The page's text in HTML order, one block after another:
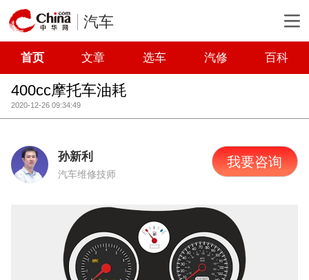
汽车
首页 文章 选车 汽修 百科
400cc摩托车油耗
2020-12-26 09:34:49
孙新利
汽车维修技师
我要咨询